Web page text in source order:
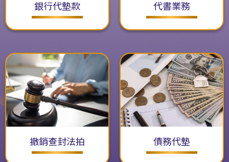
銀行代墊款 代書業務
撤銷查封法拍 債務代墊